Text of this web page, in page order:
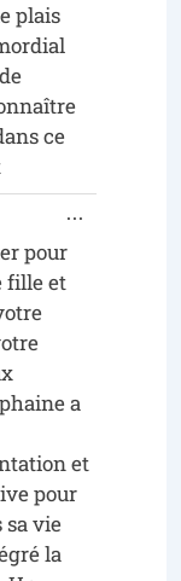
plais
ce
pour
fille et
a
et
pour
sa vie
la
...